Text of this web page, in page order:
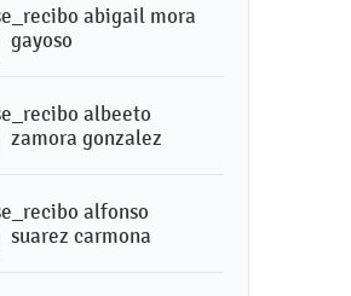
abigail mora
gayoso
albeeto
zamora gonzalez
alfonso
suarez carmona